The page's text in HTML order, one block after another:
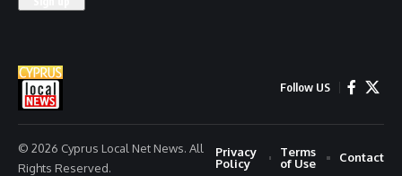
Follow US
© 2026 Cyprus Local Net News. All
Rights Reserved.
Privacy
Policy
Terms
of Use
Contact